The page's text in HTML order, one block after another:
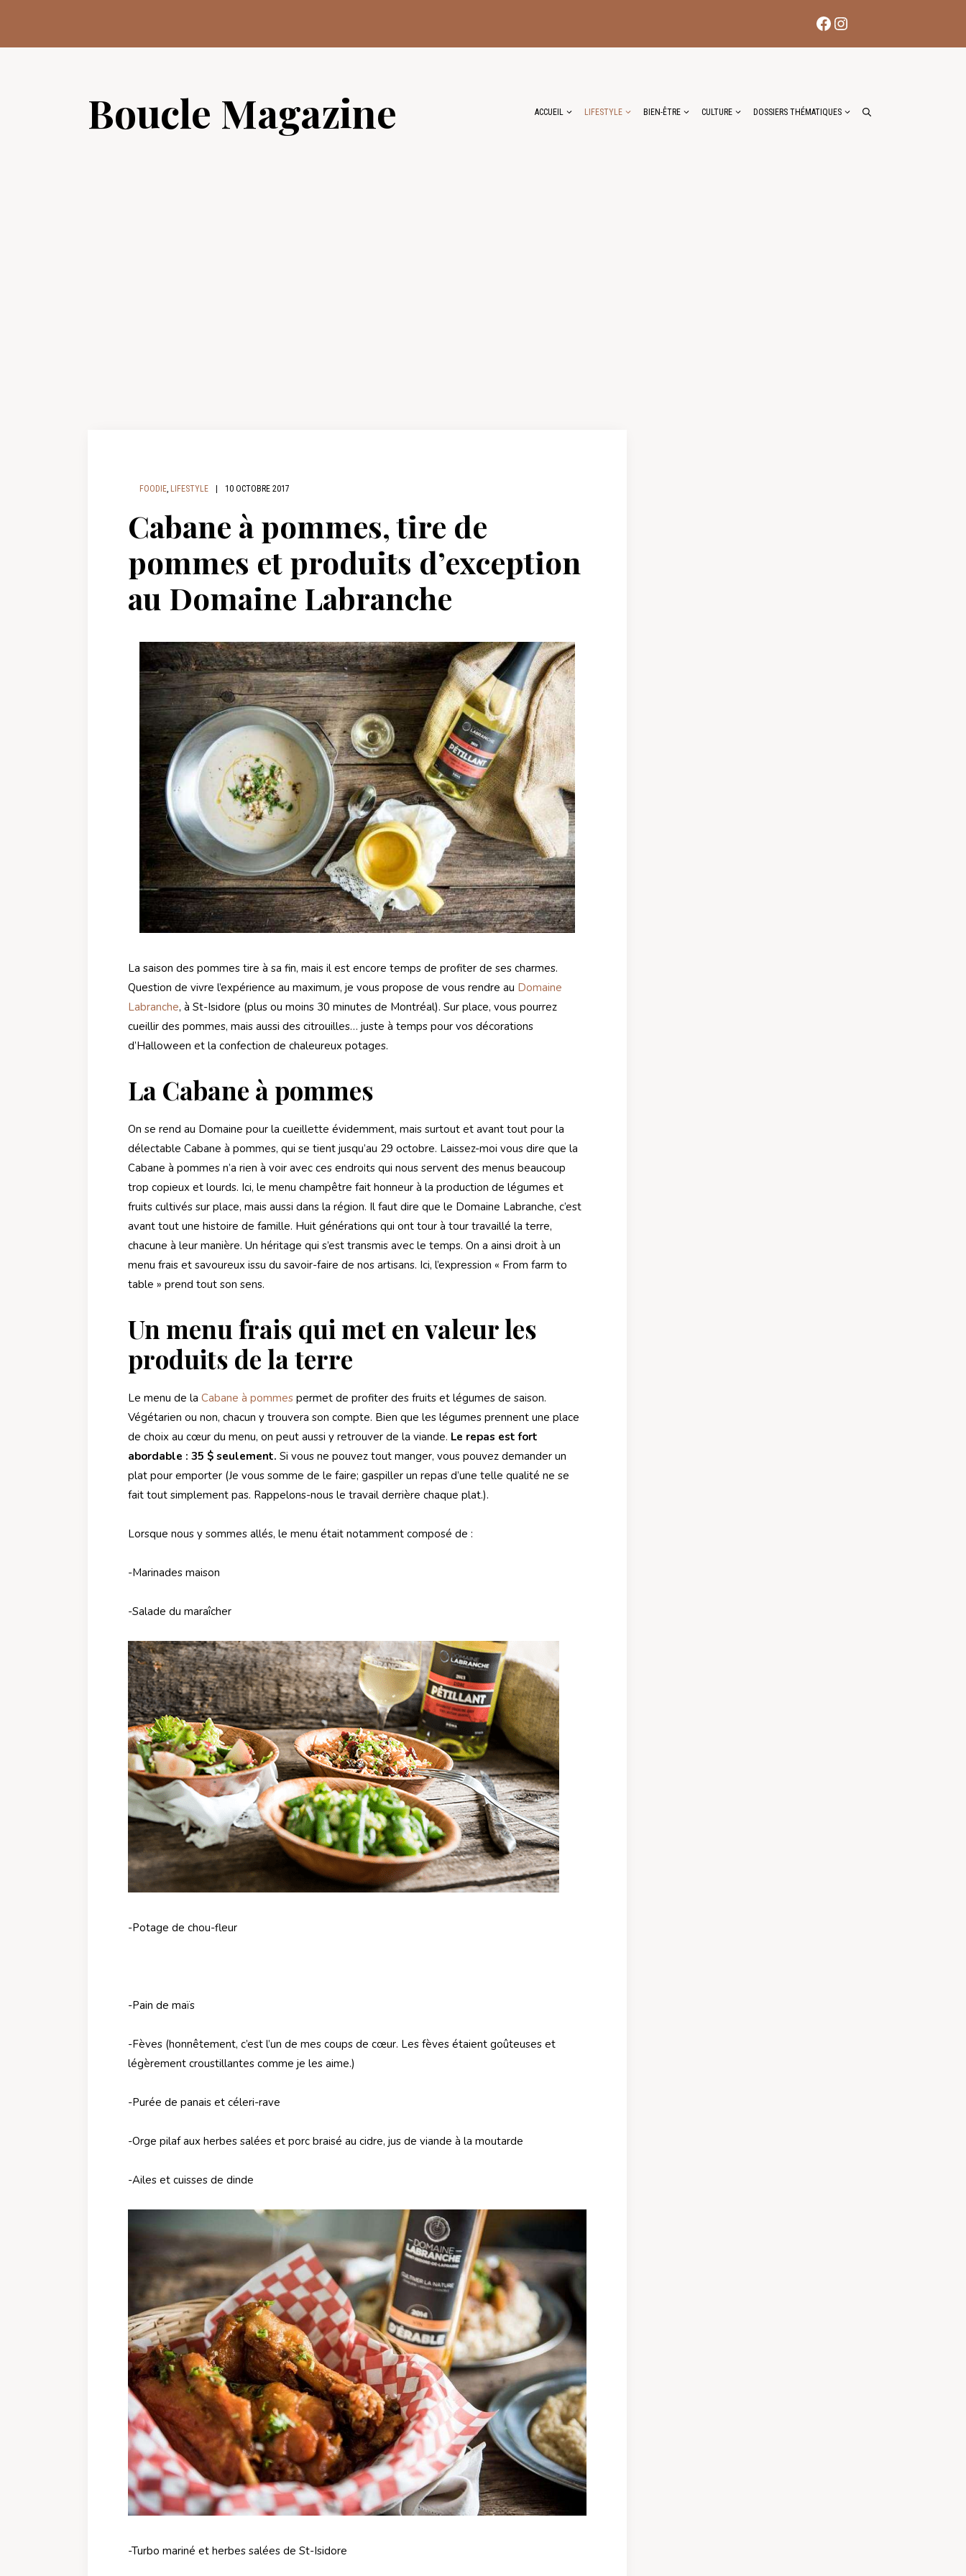
contenu
Facebook
Instagram
Boucle Magazine ACCUEIL LIFESTYLE BIEN-ÊTRE CULTURE DOSSIERS THÉMATIQUES
FOODIE, LIFESTYLE 10 OCTOBRE 2017
Cabane à pommes, tire de
pommes et produits d’exception
au Domaine Labranche
La saison des pommes tire à sa fin, mais il est encore temps de profiter de ses charmes.
Question de vivre l’expérience au maximum, je vous propose de vous rendre au Domaine
Labranche, à St-Isidore (plus ou moins 30 minutes de Montréal). Sur place, vous pourrez
cueillir des pommes, mais aussi des citrouilles… juste à temps pour vos décorations
d’Halloween et la confection de chaleureux potages.
La Cabane à pommes
On se rend au Domaine pour la cueillette évidemment, mais surtout et avant tout pour la
délectable Cabane à pommes, qui se tient jusqu’au 29 octobre. Laissez-moi vous dire que la
Cabane à pommes n’a rien à voir avec ces endroits qui nous servent des menus beaucoup
trop copieux et lourds. Ici, le menu champêtre fait honneur à la production de légumes et
fruits cultivés sur place, mais aussi dans la région. Il faut dire que le Domaine Labranche, c’est
avant tout une histoire de famille. Huit générations qui ont tour à tour travaillé la terre,
chacune à leur manière. Un héritage qui s’est transmis avec le temps. On a ainsi droit à un
menu frais et savoureux issu du savoir-faire de nos artisans. Ici, l’expression « From farm to
table » prend tout son sens.
Un menu frais qui met en valeur les
produits de la terre
Le menu de la Cabane à pommes permet de profiter des fruits et légumes de saison.
Végétarien ou non, chacun y trouvera son compte. Bien que les légumes prennent une place
de choix au cœur du menu, on peut aussi y retrouver de la viande. Le repas est fort
abordable : 35 $ seulement. Si vous ne pouvez tout manger, vous pouvez demander un
plat pour emporter (Je vous somme de le faire; gaspiller un repas d’une telle qualité ne se
fait tout simplement pas. Rappelons-nous le travail derrière chaque plat.).
Lorsque nous y sommes allés, le menu était notamment composé de :
-Marinades maison
-Salade du maraîcher
-Potage de chou-fleur
-Pain de maïs
-Fèves (honnêtement, c’est l’un de mes coups de cœur. Les fèves étaient goûteuses et
légèrement croustillantes comme je les aime.)
-Purée de panais et céleri-rave
-Orge pilaf aux herbes salées et porc braisé au cidre, jus de viande à la moutarde
-Ailes et cuisses de dinde
-Turbo mariné et herbes salées de St-Isidore